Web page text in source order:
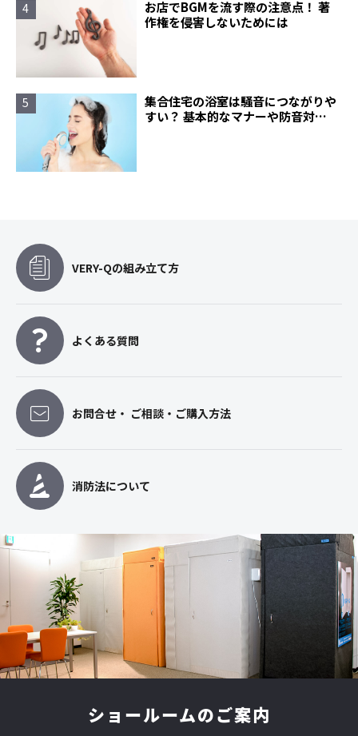
お店でBGMを流す際の注意点！ 著
作権を侵害しないためには
集合住宅の浴室は騒音につながりや
すい？ 基本的なマナーや防音対策
VERY-Qの組み立て方
よくある質問
お問合せ・ ご相談・ご購入方法
消防法について
ショールームのご案内